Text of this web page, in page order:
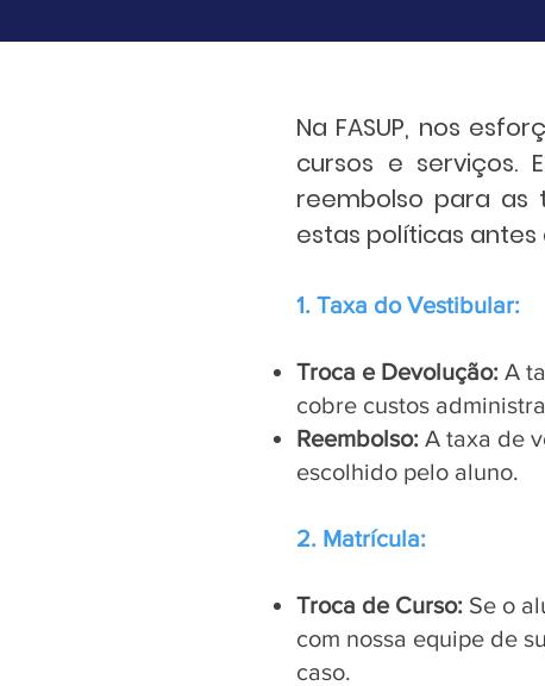
Na FASUP, nos
cursos e serviços.
reembolso para as
estas políticas
1. Taxa do Vestibular:
Troca e Devolução: A
cobre custos
Reembolso: A taxa de
escolhido pelo aluno.
2. Matrícula:
Troca de Curso: Se o
com nossa equipe de
caso.